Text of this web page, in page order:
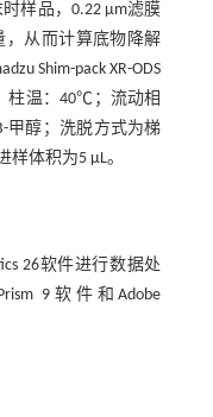
样品，0.22 μm滤膜
，从而计算底物降解
Shim-pack XR-ODS
柱温：40℃；流动相
甲醇；洗脱方式为梯
样体积为5 μL。
26软件进行数据处
9软件和Adobe